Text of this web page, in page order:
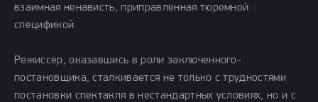
взаимная ненависть, приправленная тюремной
спецификой.
Режиссер, оказавшись в роли заключенного-
постановщика, сталкивается не только с трудностями
постановки спектакля в нестандартных условиях, но и с